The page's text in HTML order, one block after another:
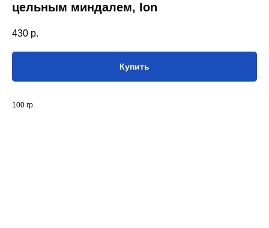
цельным миндалем, Ion
430 р.
Купить
100 гр.